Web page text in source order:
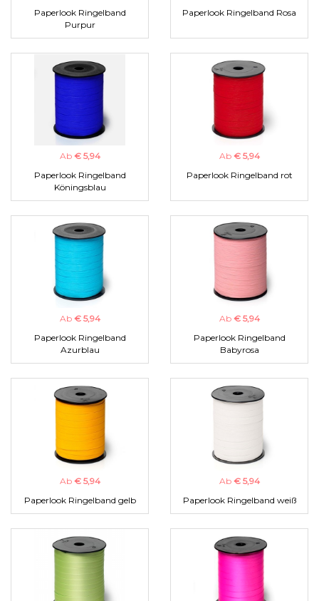
Paperlook Ringelband
Purpur
Paperlook Ringelband Rosa
Ab € 5,94
Paperlook Ringelband
Köningsblau
Ab € 5,94
Paperlook Ringelband rot
Ab € 5,94
Paperlook Ringelband
Azurblau
Ab € 5,94
Paperlook Ringelband
Babyrosa
Ab € 5,94
Paperlook Ringelband gelb
Ab € 5,94
Paperlook Ringelband weiß